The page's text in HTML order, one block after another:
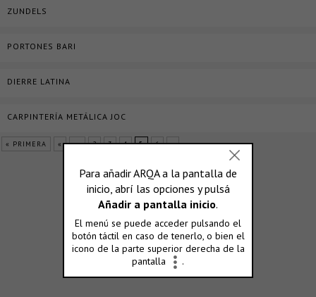
ZUNDELS
PORTONES BARI
DIERRE LATINA
CARPINTERÍA METÁLICA JOC
« PRIMERA « ... 2 3 4 5 6 »